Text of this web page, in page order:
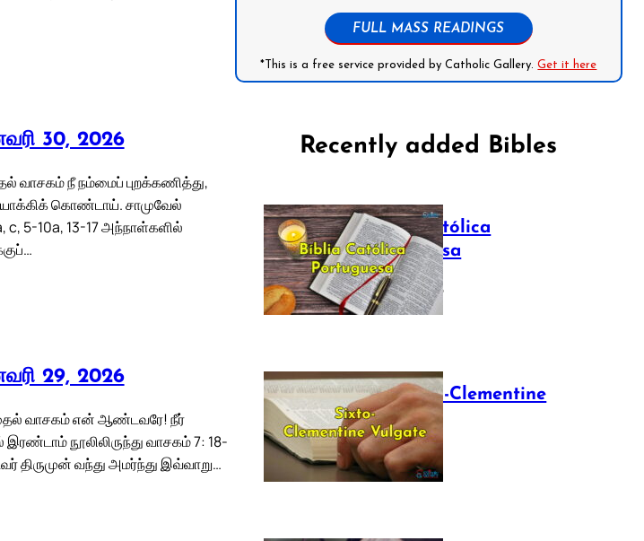
30, 2026
வாசகம் நீ நம்மைப் புறக்கணித்து,
கொண்டாய். சாமுவேல்
c, 5-10a, 13-17 அந்நாள்களில்
29, 2026
வாசகம் என் ஆண்டவரே! நீர்
நூலிலிருந்து வாசகம் 7: 18-
வந்து அமர்ந்து இவ்வாறு…
FULL MASS READINGS
*This is a free service provided by Catholic Gallery.Get it here
Recently added Bibles
Bíblia Católica
Portuguesa
July 16, 2025
The Sixto-Clementine
Vulgate
July 12, 2025